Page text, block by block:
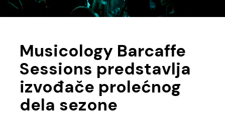
Musicology Barcaffe
Sessions predstavlja
izvođače prolećnog
dela sezone